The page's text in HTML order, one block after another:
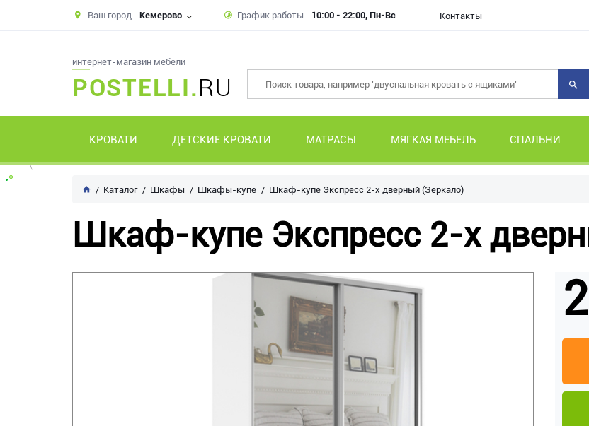
Ваш город Кемерово График работы 10:00 - 22:00, Пн-Вс Контакты
интернет-магазин мебели
POSTELLI.RU
КРОВАТИ ДЕТСКИЕ КРОВАТИ МАТРАСЫ МЯГКАЯ МЕБЕЛЬ СПАЛЬНИ
Каталог Шкафы Шкафы-купе Шкаф-купе Экспресс 2-х дверный (Зеркало)
Шкаф-купе Экспресс 2-х